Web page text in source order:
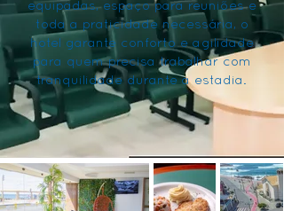
equipadas, espaço para reuniões e
toda a praticidade necessária, o
hotel garante conforto e agilidade
para quem precisa trabalhar com
tranquilidade durante a estadia.